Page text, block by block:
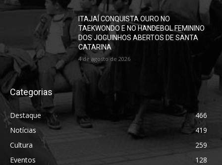
ITAJAÍ CONQUISTA OURO NO
TAEKWONDO E NO HANDEBOL FEMININO
DOS JOGUINHOS ABERTOS DE SANTA
CATARINA
4 de agosto de 2026
Categorias
Destaque
466
Notícias
419
Cultura
259
Eventos
128